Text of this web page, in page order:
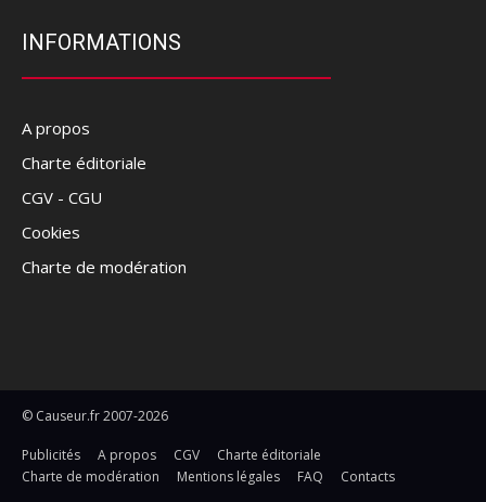
INFORMATIONS
A propos
Charte éditoriale
CGV - CGU
Cookies
Charte de modération
© Causeur.fr 2007-2026
Publicités A propos CGV
Charte éditoriale
Charte de modération
Mentions légales FAQ Contacts